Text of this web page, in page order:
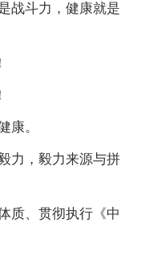
战斗力，健康就是
康。
力，毅力来源与拼
质、贯彻执行《中